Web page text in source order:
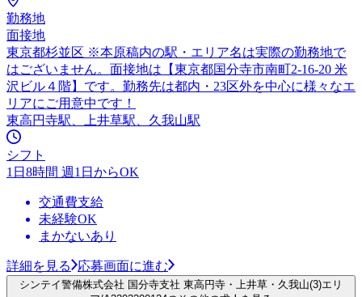
勤務地
面接地
東京都杉並区 ※本原稿内の駅・エリア名は実際の勤務地で
はございません。面接地は【東京都国分寺市南町2-16-20 米
沢ビル４階】です。勤務先は都内・23区外を中心に様々なエ
リアにご用意中です！
東高円寺駅、上井草駅、久我山駅
シフト
1日8時間 週1日からOK
交通費支給
未経験OK
まかないあり
詳細を見る 応募画面に進む
シンテイ警備株式会社 国分寺支社 東高円寺・上井草・久我山(3)エリ